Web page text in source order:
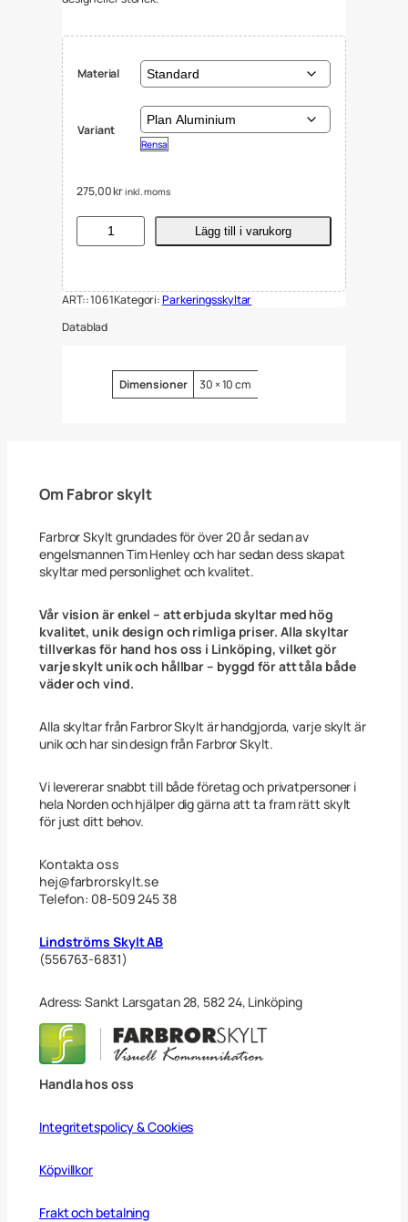
Material
Variant
Rensa
275,00krinkl. moms
S
P
i
n
p
l
a
t
s
k
y
l
t
m
n
u
m
e
r
B
å
3
0
x
0
c
m
ä
g
d
Lägg till i varukorg
ART::1061Kategori:Parkeringsskyltar
Datablad
Attribut Värde
Dimensioner 30 × 10 cm
Om Fabror skylt
Farbror Skylt grundades för över 20 år sedan av
engelsmannen Tim Henley och har sedan dess skapat
skyltar med personlighet och kvalitet.
Vår vision är enkel – att erbjuda skyltar med hög
kvalitet, unik design och rimliga priser. Alla skyltar
tillverkas för hand hos oss i Linköping, vilket gör
varje skylt unik och hållbar – byggd för att tåla både
väder och vind.
Alla skyltar från Farbror Skylt är handgjorda, varje skylt är
unik och har sin design från Farbror Skylt.
Vi levererar snabbt till både företag och privatpersoner i
hela Norden och hjälper dig gärna att ta fram rätt skylt
för just ditt behov.
Kontakta oss
hej@farbrorskylt.se
Telefon: 08-509 245 38
Lindströms Skylt AB
(556763-6831)
Adress: Sankt Larsgatan 28, 582 24, Linköping
Handla hos oss
Integritetspolicy & Cookies
Köpvillkor
Frakt och betalning